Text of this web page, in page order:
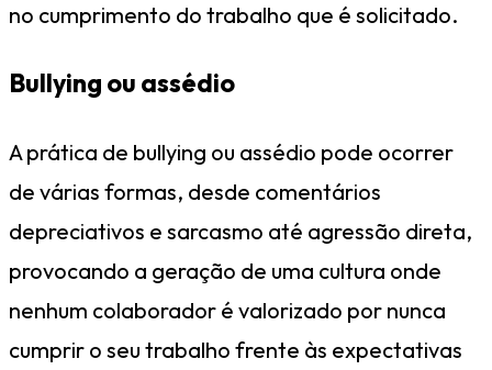
no cumprimento do trabalho que é solicitado.
Bullying ou assédio
A prática de bullying ou assédio pode ocorrer
de várias formas, desde comentários
depreciativos e sarcasmo até agressão direta,
provocando a geração de uma cultura onde
nenhum colaborador é valorizado por nunca
cumprir o seu trabalho frente às expectativas